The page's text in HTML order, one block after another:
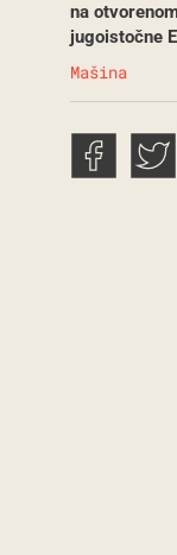
na
jugoistočne
Mašina